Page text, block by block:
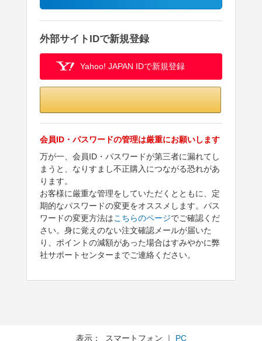
外部サイトIDで新規登録
Yahoo! JAPAN IDで新規登録
会員ID・パスワードの管理は厳重にお願いします
万が一、会員ID・パスワードが第三者に漏れてし
まうと、なりすまし不正購入につながる恐れがあ
ります。
お客様に厳重な管理をしていただくとともに、定
期的なパスワードの変更をオススメします。パス
ワードの変更方法はこちらのページでご確認くだ
さい。身に覚えのない注文確認メールが届いた
り、ポイントの減額があった場合はすみやかに弊
社サポートセンターまでご連絡ください。
表示： スマートフォン ｜ PC